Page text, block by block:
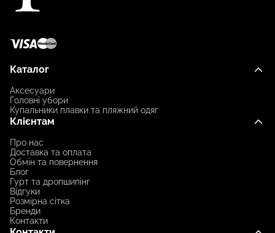
Каталог
Аксесуари
Головні убори
Купальники плавки та пляжний одяг
Клієнтам
Про нас
Доставка та оплата
Обмін та повернення
Блог
Гурт та дропшипінг
Відгуки
Розмірна сітка
Бренди
Контакти